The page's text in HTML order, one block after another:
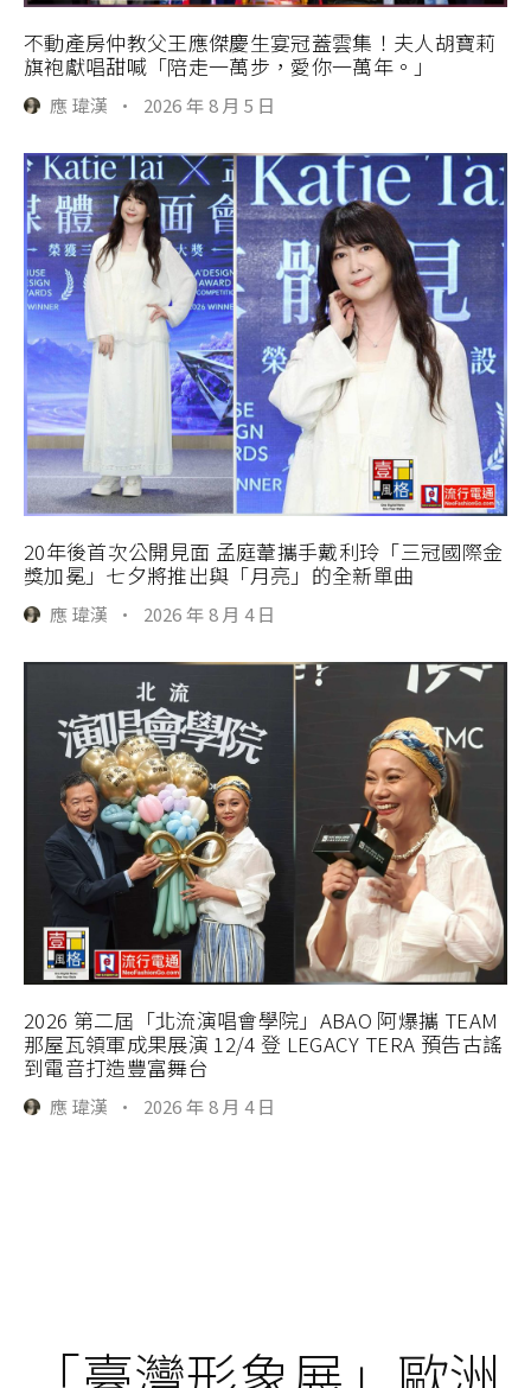
不動產房仲教父王應傑慶生宴冠蓋雲集！夫人胡寶莉
旗袍獻唱甜喊「陪走一萬步，愛你一萬年。」
應 瑋漢 · 2026 年 8 月 5 日
20年後首次公開見面 孟庭葦攜手戴利玲「三冠國際金
獎加冕」七夕將推出與「月亮」的全新單曲
應 瑋漢 · 2026 年 8 月 4 日
2026 第二屆「北流演唱會學院」ABAO 阿爆攜 TEAM
那屋瓦領軍成果展演 12/4 登 LEGACY TERA 預告古謠
到電音打造豐富舞台
應 瑋漢 · 2026 年 8 月 4 日